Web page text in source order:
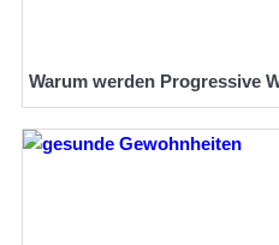
Warum werden Progressive